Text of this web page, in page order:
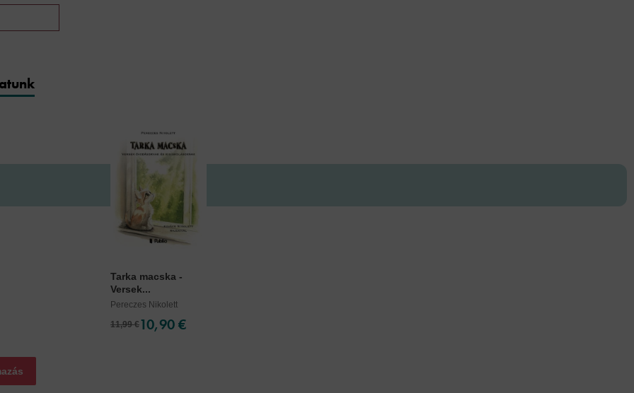
Tarka macska -
Versek...
Pereczes Nikolett
11,99 €10,90 €